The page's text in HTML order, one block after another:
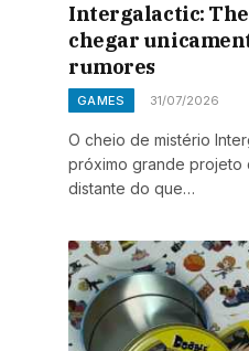
Intergalactic:
chegar
rumores
GAMES 31/07/2026
O cheio de mistério
próximo grande projeto
distante do que…